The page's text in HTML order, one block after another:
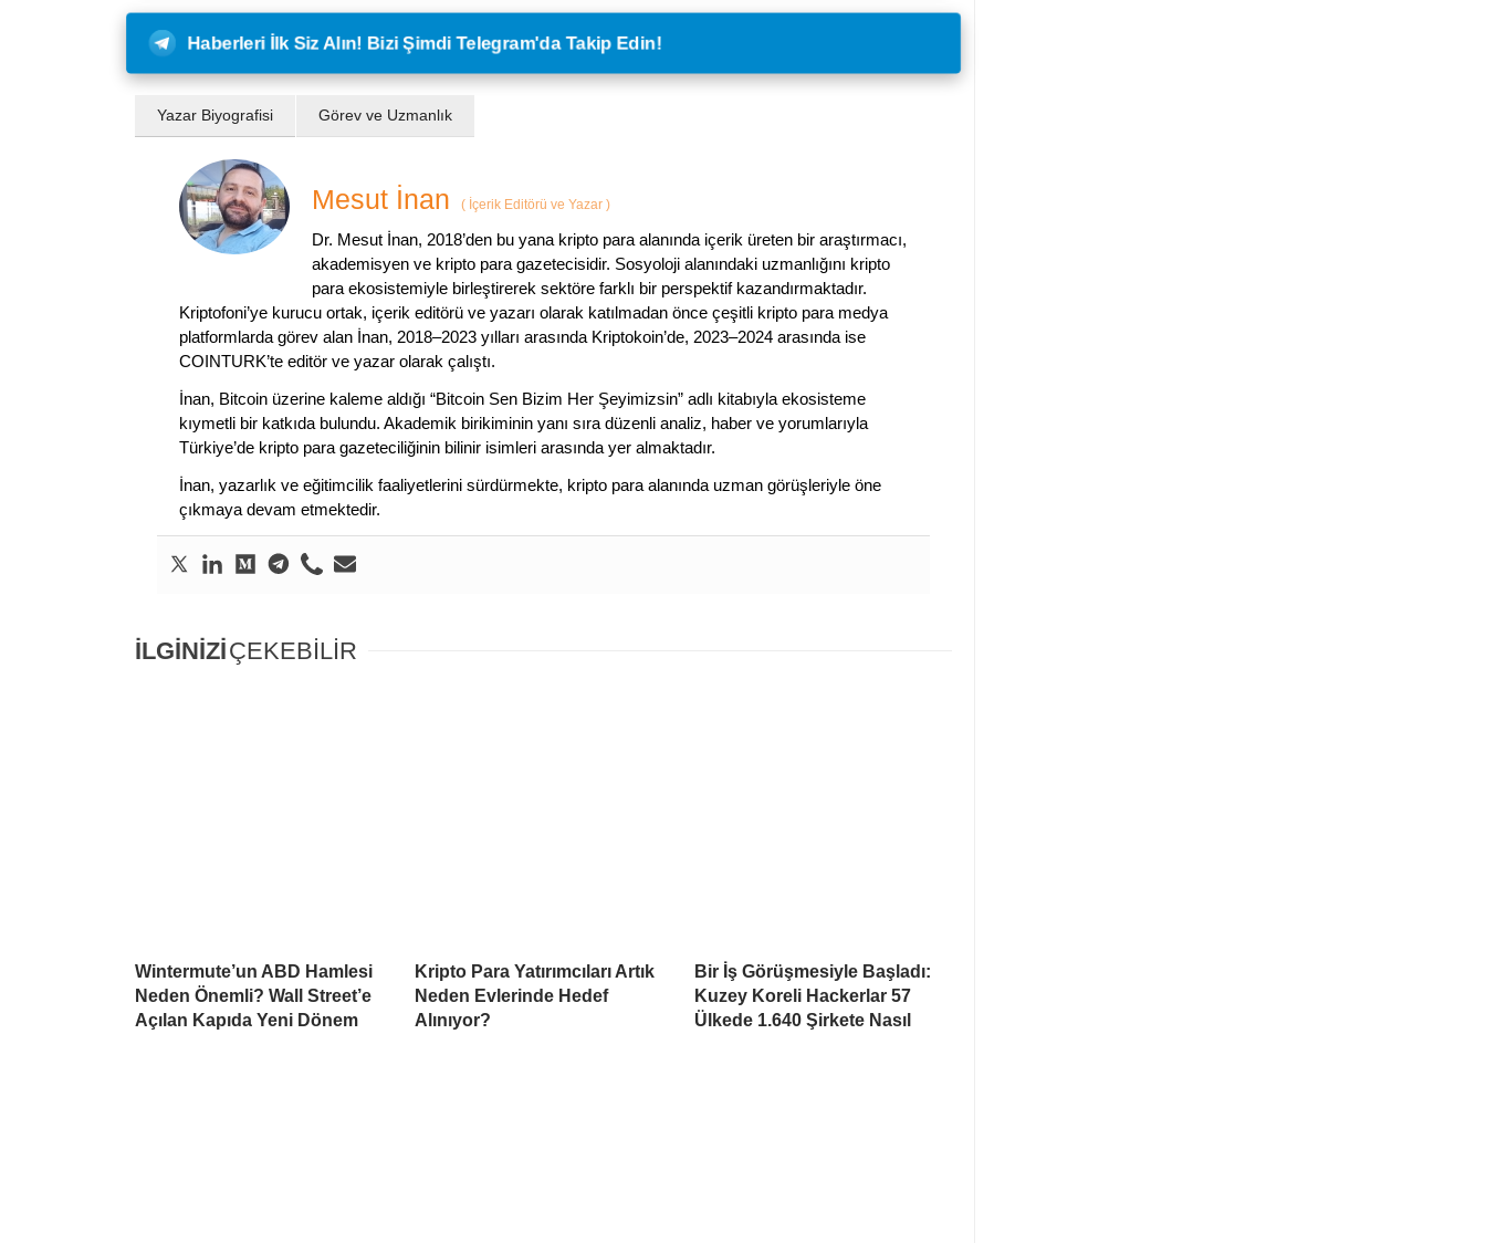
Haberleri İlk Siz Alın! Bizi Şimdi Telegram'da Takip Edin!
Yazar Biyografisi Görev ve Uzmanlık
Mesut İnan ( İçerik Editörü ve Yazar )
Dr. Mesut İnan, 2018’den bu yana kripto para alanında içerik üreten bir araştırmacı,
akademisyen ve kripto para gazetecisidir. Sosyoloji alanındaki uzmanlığını kripto
para ekosistemiyle birleştirerek sektöre farklı bir perspektif kazandırmaktadır.
Kriptofoni’ye kurucu ortak, içerik editörü ve yazarı olarak katılmadan önce çeşitli kripto para medya
platformlarda görev alan İnan, 2018–2023 yılları arasında Kriptokoin’de, 2023–2024 arasında ise
COINTURK’te editör ve yazar olarak çalıştı.
İnan, Bitcoin üzerine kaleme aldığı “Bitcoin Sen Bizim Her Şeyimizsin” adlı kitabıyla ekosisteme
kıymetli bir katkıda bulundu. Akademik birikiminin yanı sıra düzenli analiz, haber ve yorumlarıyla
Türkiye’de kripto para gazeteciliğinin bilinir isimleri arasında yer almaktadır.
İnan, yazarlık ve eğitimcilik faaliyetlerini sürdürmekte, kripto para alanında uzman görüşleriyle öne
çıkmaya devam etmektedir.
İLGİNİZİÇEKEBİLİR
Wintermute’un ABD Hamlesi
Neden Önemli? Wall Street’e
Açılan Kapıda Yeni Dönem
Kripto Para Yatırımcıları Artık
Neden Evlerinde Hedef
Alınıyor?
Bir İş Görüşmesiyle Başladı:
Kuzey Koreli Hackerlar 57
Ülkede 1.640 Şirkete Nasıl